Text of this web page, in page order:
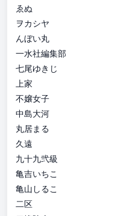
ゑぬ
ヲカシヤ
んぼい丸
一水社編集部
七尾ゆきじ
上家
不嬢女子
中島大河
丸居まる
久遠
九十九弐級
亀吉いちこ
亀山しるこ
二区